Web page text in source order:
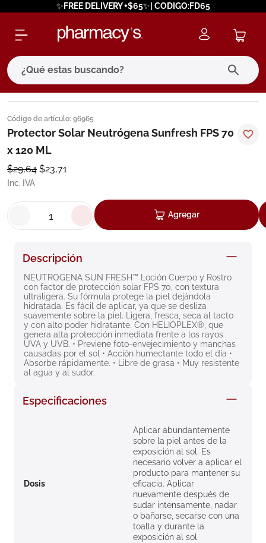
✨FREE DELIVERY +$65✨| CODIGO:FD65
¿Qué estas buscando?
Código de artículo: 96965
Protector Solar Neutrógena Sunfresh FPS 70
x 120 ML
$29,64 $23,71
Inc. IVA
Agregar
Descripción
NEUTROGENA SUN FRESH™ Loción Cuerpo y Rostro
con factor de protección solar FPS 70, con textura
ultraligera. Su fórmula protege la piel dejándola
hidratada. Es fácil de aplicar, ya que se desliza
suavemente sobre la piel. Ligera, fresca, seca al tacto
y con alto poder hidratante. Con HELIOPLEX®, que
genera alta protección inmediata frente a los rayos
UVA y UVB. • Previene foto-envejecimiento y manchas
causadas por el sol • Acción humectante todo el día •
Absorbe rápidamente. • Libre de grasa • Muy resistente
al agua y al sudor.
Especificaciones
Dosis
Aplicar abundantemente
sobre la piel antes de la
exposición al sol. Es
necesario volver a aplicar el
producto para mantener su
eficacia. Aplicar
nuevamente después de
sudar intensamente, nadar
o bañarse, secarse con una
toalla y durante la
exposición al sol.
términos más buscados
1. eucerin
2. protector solar
3. bioderma
cerave
7. megacistin
8. roche posay
9. isdin
10. neumoflux